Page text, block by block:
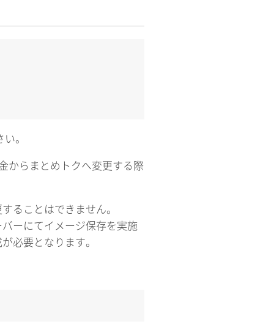
。
からまとめトクへ変更する際
ることはできません。
ーにてイメージ保存を実施
必要となります。